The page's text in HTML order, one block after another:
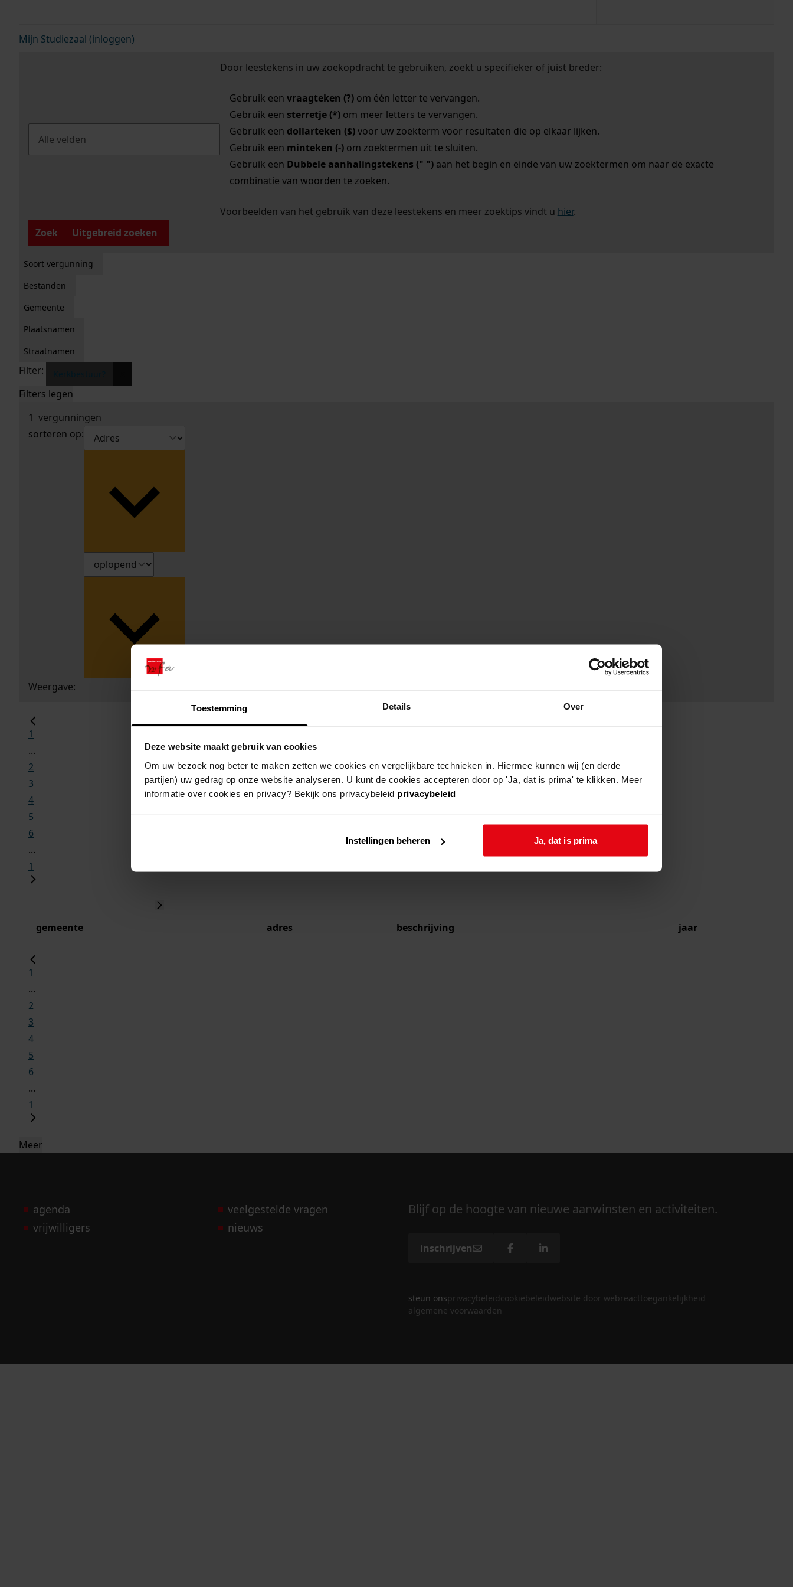
Toestemming Details Over
Deze website maakt gebruik van cookies
Om uw bezoek nog beter te maken zetten we cookies en vergelijkbare technieken in. Hiermee kunnen wij (en derde
partijen) uw gedrag op onze website analyseren. U kunt de cookies accepteren door op 'Ja, dat is prima' te klikken. Meer
informatie over cookies en privacy? Bekijk ons privacybeleid privacybeleid
Instellingen beheren Ja, dat is prima
Mijn Studiezaal (inloggen)
Door leestekens in uw zoekopdracht te gebruiken, zoekt u specifieker of juist breder:
Gebruik een vraagteken (?)om één letter te vervangen.
Gebruik een sterretje (*)om meer letters te vervangen.
Gebruik een dollarteken ($)voor uw zoekterm voor resultaten die op elkaar lijken.
Gebruik een minteken (-)om zoektermen uit te sluiten.
Gebruik een Dubbele aanhalingstekens (" ")aan het begin en einde van uw zoektermen om naar de exacte
combinatie van woorden te zoeken.
Voorbeelden van het gebruik van deze leestekens en meer zoektips vindt u hier.
Zoek
Uitgebreid zoeken
Soort vergunning
Bestanden
Gemeente
Plaatsnamen
Straatnamen
Filter:
Filters legen
1 vergunningen
sorteren op:
Weergave:
1
...
2
3
4
5
6
...
1
gemeente adres beschrijving jaar
1
...
2
3
4
5
6
...
1
Meer
agenda
vrijwilligers
veelgestelde vragen
nieuws
Blijf op de hoogte van nieuwe aanwinsten en activiteiten.
inschrijven
steun onsprivacybeleidcookiebeleidwebsite door webreacttoegankelijkheid
algemene voorwaarden